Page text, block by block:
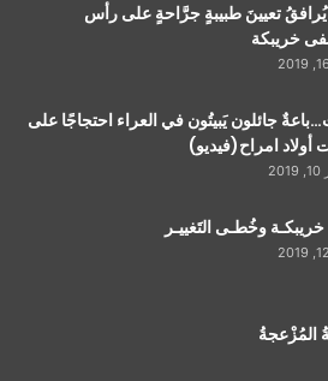
تعيينَ طبيبةٍ جرَّاحةٍ على رأس
خريبكة
جائلون يَبيتُون في العراء احتجاجًا على
امراح(فيديو)
خريبكـة وخُطـى التَغييـر
المُزْعجةُ